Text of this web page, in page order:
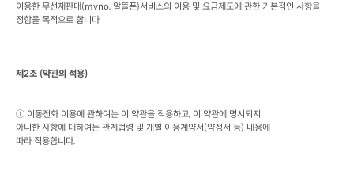
이용한 무선재판매(mvno, 알뜰폰)서비스의 이용 및 요금제도에 관한 기본적인 사항을
정함을 목적으로 합니다
제 2조 (약관의 적용)
① 이동전화 이용에 관하여는 이 약관을 적용하고, 이 약관에 명시되지
아니한 사항에 대하여는 관계법령 및 개별 이용계약서 (약정서 등) 내용에
따라 적용합니다.